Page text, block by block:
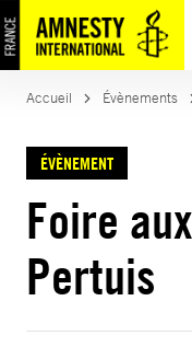
Accueil Évènements
ÉVÈNEMENT
Foire
Pertuis